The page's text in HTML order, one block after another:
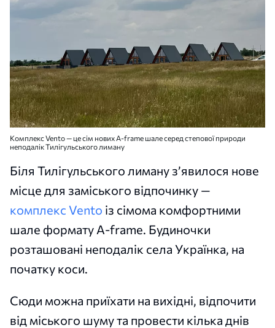
Комплекс Vento — це сім нових A-frame шале серед степової природи
неподалік Тилігульського лиману
Біля Тилігульського лиману з’явилося нове
місце для заміського відпочинку —
комплекс Vento із сімома комфортними
шале формату A-frame. Будиночки
розташовані неподалік села Українка, на
початку коси.
Сюди можна приїхати на вихідні, відпочити
від міського шуму та провести кілька днів